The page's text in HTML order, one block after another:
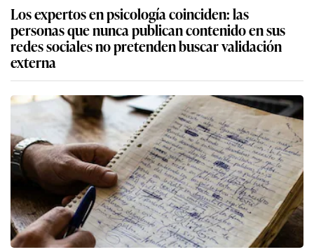
Los expertos en psicología coinciden: las
personas que nunca publican contenido en sus
redes sociales no pretenden buscar validación
externa